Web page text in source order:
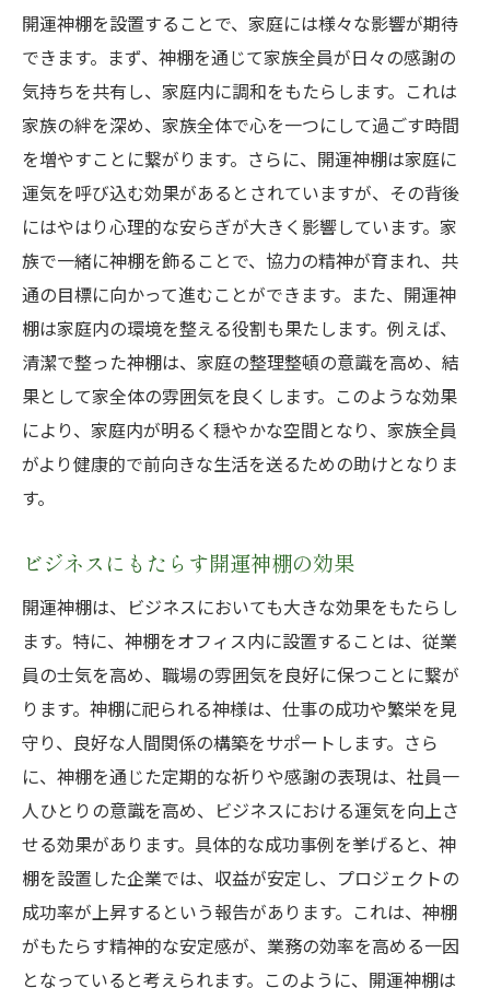
神棚の使い方で変わった人生
成功へのステップとしての神棚活用法
リアルな体験から学ぶ運気改善法
開運神棚の効果を引き出す日常の習慣
開運神棚の歴史と現代:変わらない人気の理由を
探る
神棚の誕生とその歴史的背景
開運神棚が現代に残る理由
歴史から見る神棚の変遷
文化としての神棚の意義
現代の生活における神棚の役割
歴史が証明する神棚の効果
開運神棚を設置することで、家庭には様々な影響が期待
できます。まず、神棚を通じて家族全員が日々の感謝の
気持ちを共有し、家庭内に調和をもたらします。これは
家族の絆を深め、家族全体で心を一つにして過ごす時間
を増やすことに繋がります。さらに、開運神棚は家庭に
運気を呼び込む効果があるとされていますが、その背後
にはやはり心理的な安らぎが大きく影響しています。家
族で一緒に神棚を飾ることで、協力の精神が育まれ、共
通の目標に向かって進むことができます。また、開運神
棚は家庭内の環境を整える役割も果たします。例えば、
清潔で整った神棚は、家庭の整理整頓の意識を高め、結
果として家全体の雰囲気を良くします。このような効果
により、家庭内が明るく穏やかな空間となり、家族全員
がより健康的で前向きな生活を送るための助けとなりま
す。
ビジネスにもたらす開運神棚の効果
開運神棚は、ビジネスにおいても大きな効果をもたらし
ます。特に、神棚をオフィス内に設置することは、従業
員の士気を高め、職場の雰囲気を良好に保つことに繋が
ります。神棚に祀られる神様は、仕事の成功や繁栄を見
守り、良好な人間関係の構築をサポートします。さら
に、神棚を通じた定期的な祈りや感謝の表現は、社員一
人ひとりの意識を高め、ビジネスにおける運気を向上さ
せる効果があります。具体的な成功事例を挙げると、神
棚を設置した企業では、収益が安定し、プロジェクトの
成功率が上昇するという報告があります。これは、神棚
がもたらす精神的な安定感が、業務の効率を高める一因
となっていると考えられます。このように、開運神棚は